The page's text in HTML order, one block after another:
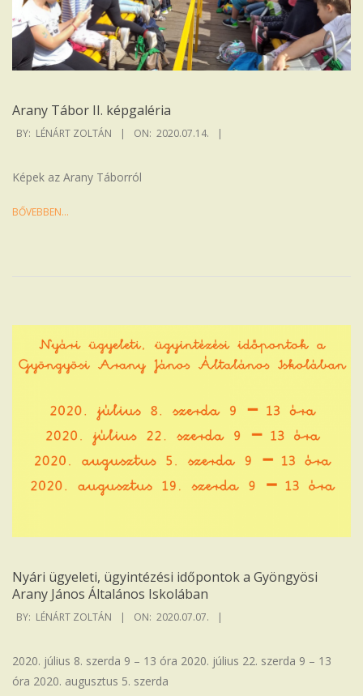
Arany Tábor II. képgaléria
2020-
BY: LÉNÁRT ZOLTÁN ON: 2020.07.14.
Képek az Arany Táborról
BŐVEBBEN…
Nyári ügyeleti, ügyintézési időpontok a Gyöngyösi
Arany János Általános Iskolában
2020-
BY: LÉNÁRT ZOLTÁN ON: 2020.07.07.
2020. július 8. szerda 9 – 13 óra 2020. július 22. szerda 9 – 13
óra 2020. augusztus 5. szerda